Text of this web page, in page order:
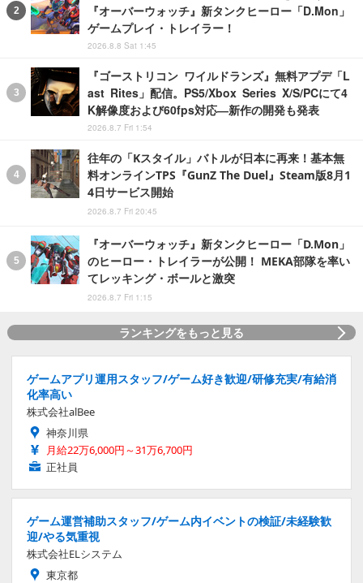
『オーバーウォッチ』新タンクヒーロー「D.Mon」
ゲームプレイ・トレイラー！
2026.8.8 Sat 1:45
『ゴーストリコン ワイルドランズ』無料アプデ「L
ast Rites」配信。PS5/Xbox Series X/S/PCにて4
K解像度および60fps対応―新作の開発も発表
2026.8.7 Fri 1:54
往年の「Kスタイル」バトルが日本に再来！基本無
料オンラインTPS『GunZ The Duel』Steam版8月1
4日サービス開始
2026.8.7 Fri 20:45
『オーバーウォッチ』新タンクヒーロー「D.Mon」
のヒーロー・トレイラーが公開！ MEKA部隊を率い
てレッキング・ボールと激突
2026.8.7 Fri 1:15
ランキングをもっと見る
ゲームアプリ運用スタッフ/ゲーム好き歓迎/研修充実/有給消
化率高い
株式会社alBee
神奈川県
月給22万6,000円～31万6,700円
正社員
ゲーム運営補助スタッフ/ゲーム内イベントの検証/未経験歓
迎/やる気重視
株式会社ELシステム
東京都